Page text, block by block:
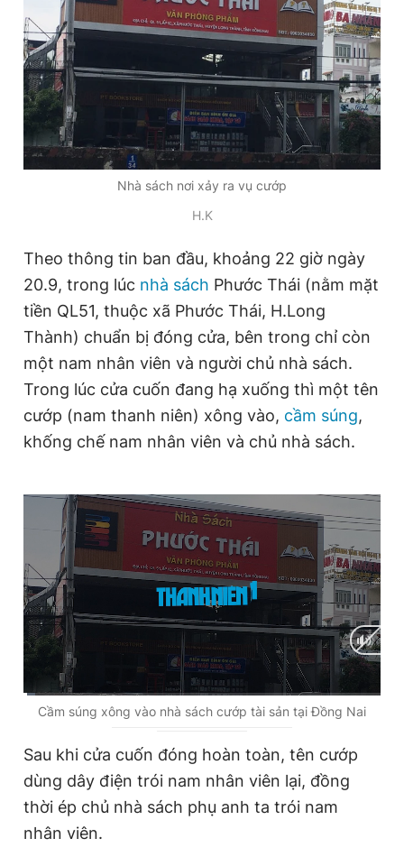
Đọc Thanh Niên trên điện thoại
Hotline
0906 645 777
Liên hệ quảng cáo
0908 780 404
Đặt báo Quảng cáo RSS Tòa soạn Chính sách bảo
Tổng biên tập: Nguyễn Ngọc Toàn
Phó tổng biên tập thường trực: Hải Thành
Phó tổng biên tập: Lâm Hiếu Dũng
Phó tổng biên tập: Trần Việt Hưng
Tổng thư ký tòa soạn: Đức Trung
Giấy phép xuất bản số 110/GP - BTTTT cấp ngày 24.3.2020
bản. Phát triển bởi ePi Technologies, JSC.
Nhà sách nơi xảy ra vụ cướp
H.K
Theo thông tin ban đầu, khoảng 22 giờ ngày
20.9, trong lúc nhà sách Phước Thái (nằm mặt
tiền QL51, thuộc xã Phước Thái, H.Long
Thành) chuẩn bị đóng cửa, bên trong chỉ còn
một nam nhân viên và người chủ nhà sách.
Trong lúc cửa cuốn đang hạ xuống thì một tên
cướp (nam thanh niên) xông vào, cầm súng,
khống chế nam nhân viên và chủ nhà sách.
C
r
e
0:01 / D
r
a
t
i
1:29
Cầm súng xông vào nhà sách cướp tài sản tại Đồng Nai
Sau khi cửa cuốn đóng hoàn toàn, tên cướp
dùng dây điện trói nam nhân viên lại, đồng
thời ép chủ nhà sách phụ anh ta trói nam
nhân viên.